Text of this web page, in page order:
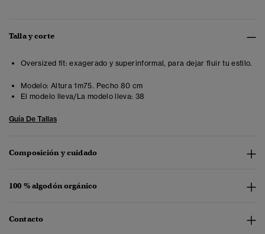
Talla y corte
Oversized fit: exagerado y superinformal, para dejar fluir tu estilo.
Modelo: Altura 1m75. Pecho 80 cm
El modelo lleva/La modelo lleva: 38
Guía De Tallas
Composición y cuidado
100 % algodón orgánico
Contacto